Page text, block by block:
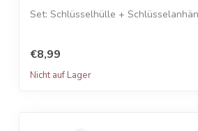
Set: Schlüsselhülle +
€8,99
Nicht auf Lager